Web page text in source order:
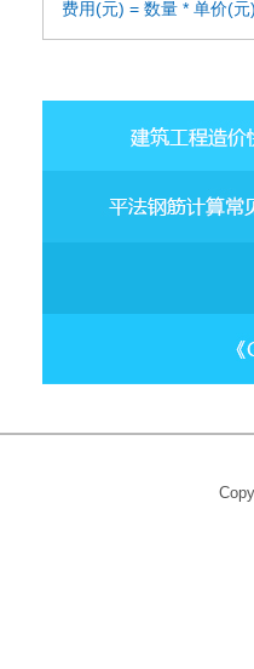
费用(元) = 数量 * 单价(元)